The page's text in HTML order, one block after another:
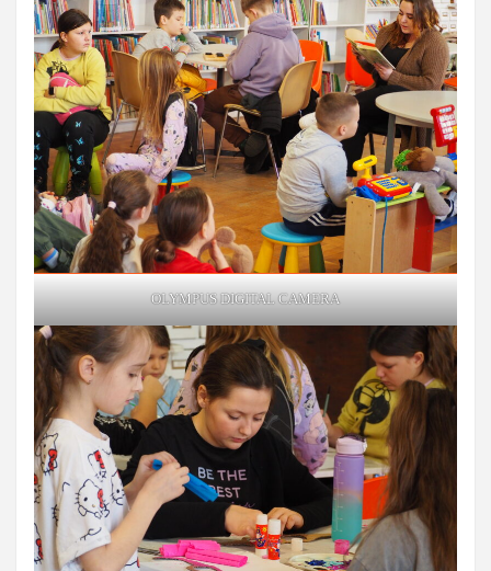
OLYMPUS DIGITAL CAMERA